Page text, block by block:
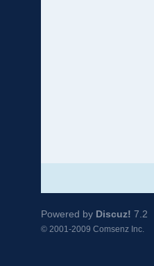
Powered by Discuz! 7.2
© 2001-2009 Comsenz Inc.